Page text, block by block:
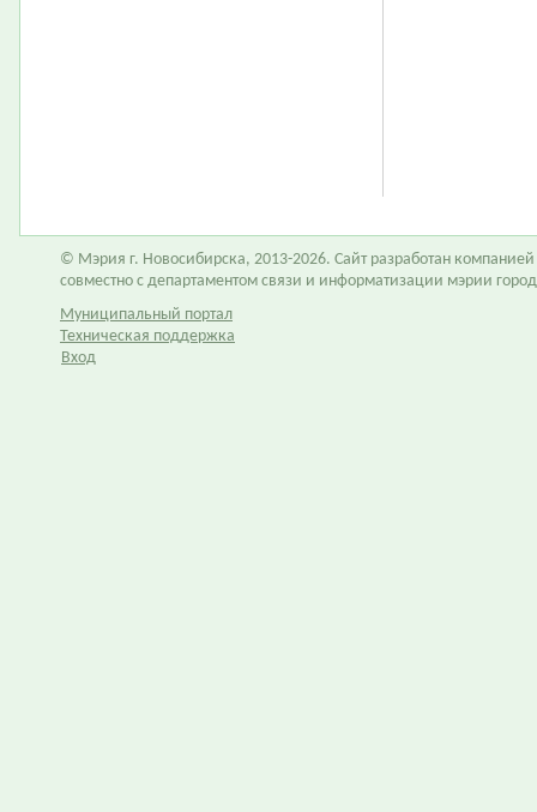
© Мэрия г. Новосибирска, 2013-2026. Сайт разработан компанией
совместно с департаментом связи и информатизации мэрии
Муниципальный портал
Техническая поддержка
Вход